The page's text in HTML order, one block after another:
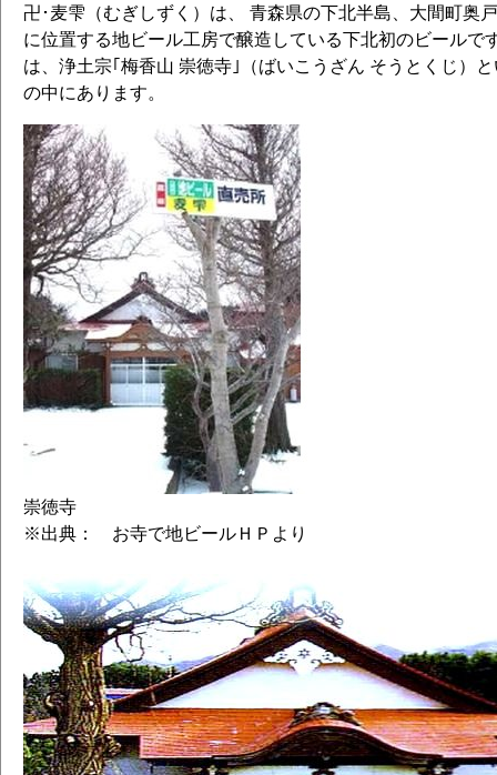
卍･麦雫（むぎしずく）は、 青森県の下北半島、大間町奥
に位置する地ビール工房で醸造している下北初のビールで
は、浄土宗｢梅香山 崇徳寺｣（ばいこうざん そうとくじ）
の中にあります。
崇徳寺
※出典： お寺で地ビールＨＰより